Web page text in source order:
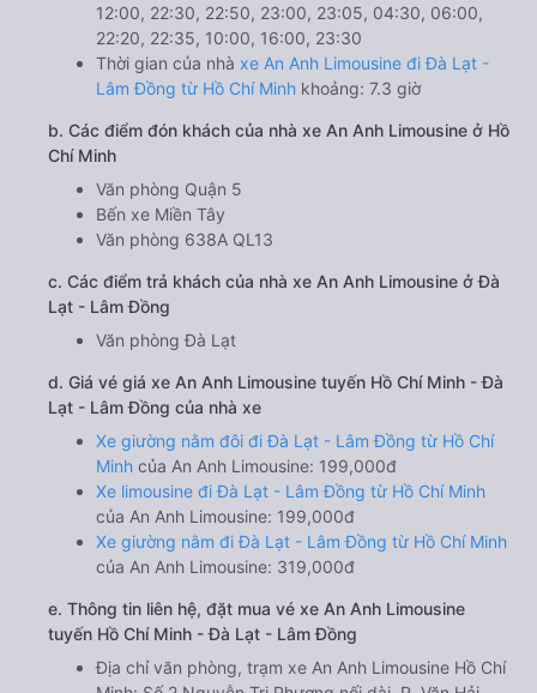
12:00, 22:30, 22:50, 23:00, 23:05, 04:30, 06:00,
22:20, 22:35, 10:00, 16:00, 23:30
Thời gian của nhà xe An Anh Limousine đi Đà Lạt -
Lâm Đồng từ Hồ Chí Minh khoảng: 7.3 giờ
b. Các điểm đón khách của nhà xe An Anh Limousine ở Hồ
Chí Minh
Văn phòng Quận 5
Bến xe Miền Tây
Văn phòng 638A QL13
c. Các điểm trả khách của nhà xe An Anh Limousine ở Đà
Lạt - Lâm Đồng
Văn phòng Đà Lạt
d. Giá vé giá xe An Anh Limousine tuyến Hồ Chí Minh - Đà
Lạt - Lâm Đồng của nhà xe
Xe giường nằm đôi đi Đà Lạt - Lâm Đồng từ Hồ Chí
Minh của An Anh Limousine: 199,000đ
Xe limousine đi Đà Lạt - Lâm Đồng từ Hồ Chí Minh
của An Anh Limousine: 199,000đ
Xe giường nằm đi Đà Lạt - Lâm Đồng từ Hồ Chí Minh
của An Anh Limousine: 319,000đ
e. Thông tin liên hệ, đặt mua vé xe An Anh Limousine
tuyến Hồ Chí Minh - Đà Lạt - Lâm Đồng
Địa chỉ văn phòng, trạm xe An Anh Limousine Hồ Chí